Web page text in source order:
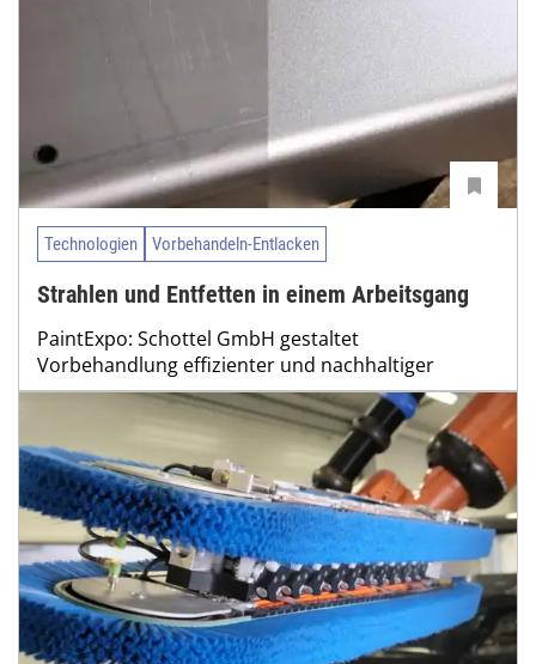
Technologien Vorbehandeln-Entlacken
Strahlen und Entfetten in einem Arbeitsgang
PaintExpo: Schottel GmbH gestaltet
Vorbehandlung effizienter und nachhaltiger